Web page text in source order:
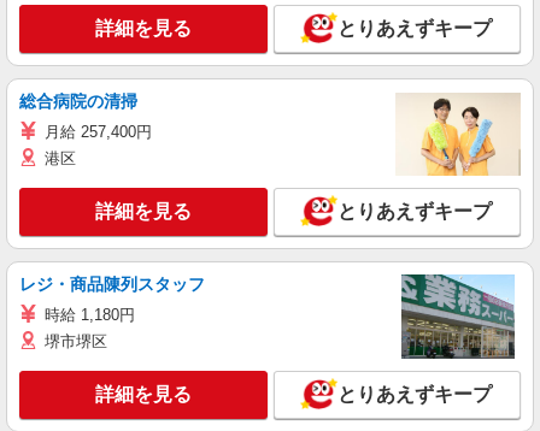
詳細を見る とりあえずキープ
総合病院の清掃
月給 257,400円
港区
詳細を見る とりあえずキープ
レジ・商品陳列スタッフ
時給 1,180円
堺市堺区
詳細を見る とりあえずキープ